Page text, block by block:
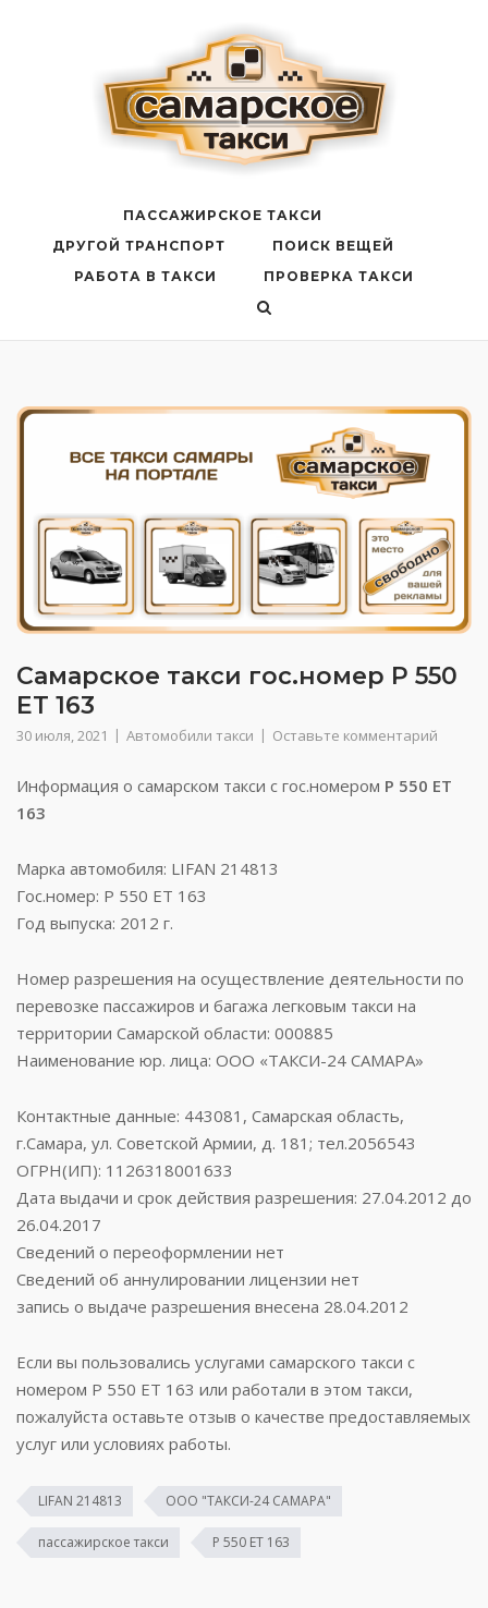
ПАССАЖИРСКОЕ ТАКСИ
ДРУГОЙ ТРАНСПОРТ
ПОИСК ВЕЩЕЙ
РАБОТА В ТАКСИ
ПРОВЕРКА ТАКСИ
Самарское такси гос.номер Р 550
ЕТ 163
30 июля, 2021 Автомобили такси Оставьте комментарий
Информация о самарском такси с гос.номером Р 550 ЕТ
163
Марка автомобиля: LIFAN 214813
Гос.номер: Р 550 ЕТ 163
Год выпуска: 2012 г.
Номер разрешения на осуществление деятельности по
перевозке пассажиров и багажа легковым такси на
территории Самарской области: 000885
Наименование юр. лица: ООО «ТАКСИ-24 САМАРА»
Контактные данные: 443081, Самарская область,
г.Самара, ул. Советской Армии, д. 181; тел.2056543
ОГРН(ИП): 1126318001633
Дата выдачи и срок действия разрешения: 27.04.2012 до
26.04.2017
Сведений о переоформлении нет
Сведений об аннулировании лицензии нет
запись о выдаче разрешения внесена 28.04.2012
Если вы пользовались услугами самарского такси с
номером Р 550 ЕТ 163 или работали в этом такси,
пожалуйста оставьте отзыв о качестве предоставляемых
услуг или условиях работы.
LIFAN 214813 ООО "ТАКСИ-24 САМАРА"
пассажирское такси Р 550 ЕТ 163